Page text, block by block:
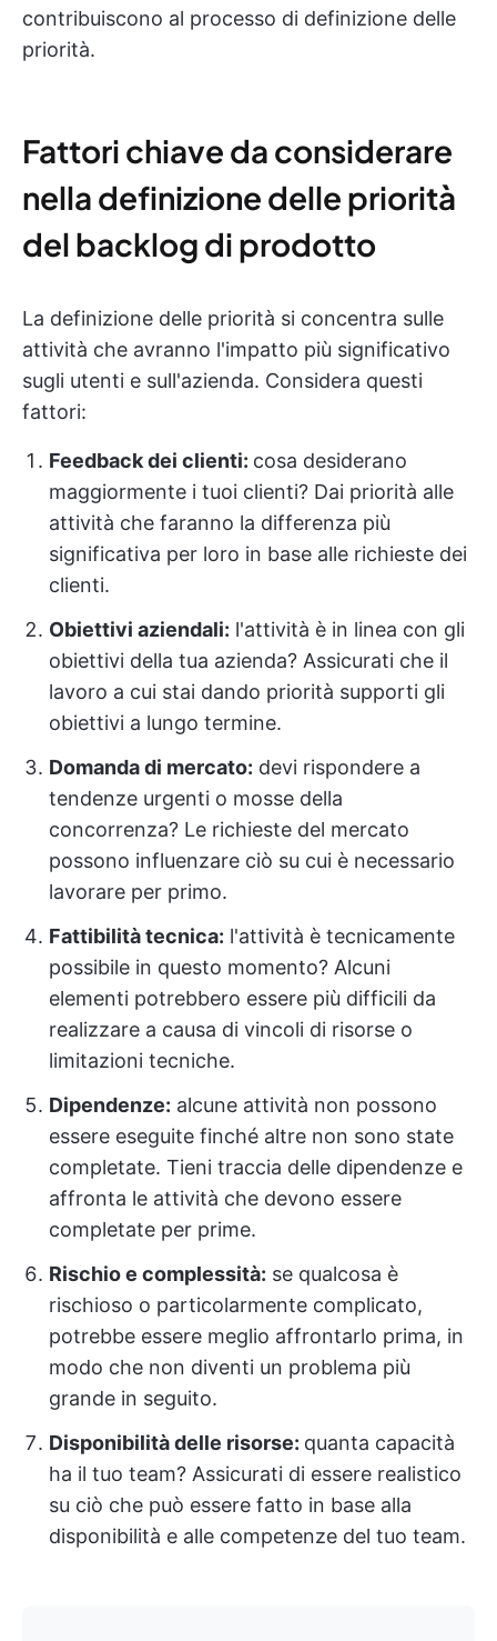
contribuiscono al processo di definizione delle
priorità.
Fattori chiave da considerare
nella definizione delle priorità
del backlog di prodotto
La definizione delle priorità si concentra sulle
attività che avranno l'impatto più significativo
sugli utenti e sull'azienda. Considera questi
fattori:
Feedback dei clienti: cosa desiderano
maggiormente i tuoi clienti? Dai priorità alle
attività che faranno la differenza più
significativa per loro in base alle richieste dei
clienti.
Obiettivi aziendali: l'attività è in linea con gli
obiettivi della tua azienda? Assicurati che il
lavoro a cui stai dando priorità supporti gli
obiettivi a lungo termine.
Domanda di mercato: devi rispondere a
tendenze urgenti o mosse della
concorrenza? Le richieste del mercato
possono influenzare ciò su cui è necessario
lavorare per primo.
Fattibilità tecnica: l'attività è tecnicamente
possibile in questo momento? Alcuni
elementi potrebbero essere più difficili da
realizzare a causa di vincoli di risorse o
limitazioni tecniche.
Dipendenze: alcune attività non possono
essere eseguite finché altre non sono state
completate. Tieni traccia delle dipendenze e
affronta le attività che devono essere
completate per prime.
Rischio e complessità: se qualcosa è
rischioso o particolarmente complicato,
potrebbe essere meglio affrontarlo prima, in
modo che non diventi un problema più
grande in seguito.
Disponibilità delle risorse: quanta capacità
ha il tuo team? Assicurati di essere realistico
su ciò che può essere fatto in base alla
disponibilità e alle competenze del tuo team.